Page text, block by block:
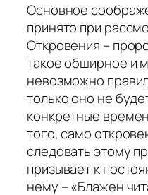
Основное
принято при
Откровения –
такое обширное и
невозможно
только оно не
конкретные
того, само
следовать этому
призывает к
нему – «Блажен